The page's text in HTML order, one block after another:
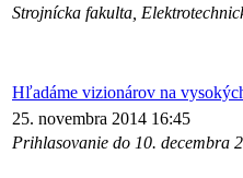
Strojnícka fakulta,
Hľadáme vizionárov na
25. novembra 2014 16:45
Prihlasovanie do 10. decembra